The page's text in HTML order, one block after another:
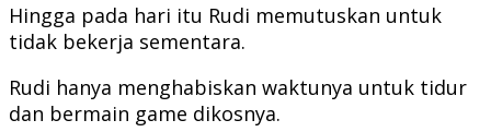
Hingga pada hari itu Rudi memutuskan untuk
tidak bekerja sementara.
Rudi hanya menghabiskan waktunya untuk tidur
dan bermain game dikosnya.